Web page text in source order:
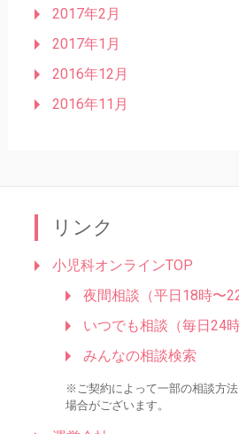
2017年2月
2017年1月
2016年12月
2016年11月
リンク
小児科オンラインTOP
夜間相談（平日18時〜22
いつでも相談（毎日24時
みんなの相談検索
※ご契約によって一部の相談方
場合がございます。